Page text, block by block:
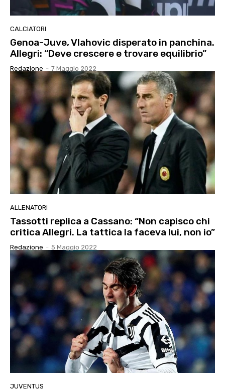
CALCIATORI
Genoa-Juve, Vlahovic disperato in panchina.
Allegri: “Deve crescere e trovare equilibrio”
Redazione - 7 Maggio 2022
ALLENATORI
Tassotti replica a Cassano: “Non capisco chi
critica Allegri. La tattica la faceva lui, non io”
Redazione - 5 Maggio 2022
JUVENTUS